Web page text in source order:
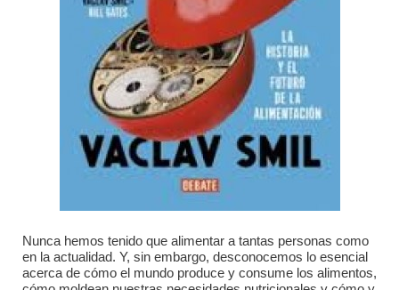
Nunca hemos tenido que alimentar a tantas personas como
en la actualidad. Y, sin embargo, desconocemos lo esencial
acerca de cómo el mundo produce y consume los alimentos,